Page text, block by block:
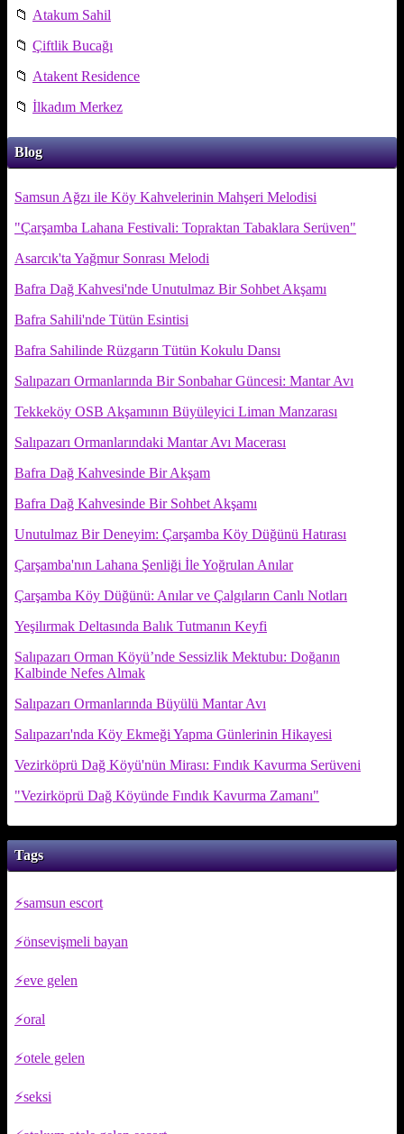
📁 Atakum Sahil
📁 Çiftlik Bucağı
📁 Atakent Residence
📁 İlkadım Merkez
Blog
Samsun Ağzı ile Köy Kahvelerinin Mahşeri Melodisi
"Çarşamba Lahana Festivali: Topraktan Tabaklara Serüven"
Asarcık'ta Yağmur Sonrası Melodi
Bafra Dağ Kahvesi'nde Unutulmaz Bir Sohbet Akşamı
Bafra Sahili'nde Tütün Esintisi
Bafra Sahilinde Rüzgarın Tütün Kokulu Dansı
Salıpazarı Ormanlarında Bir Sonbahar Güncesi: Mantar Avı
Tekkeköy OSB Akşamının Büyüleyici Liman Manzarası
Salıpazarı Ormanlarındaki Mantar Avı Macerası
Bafra Dağ Kahvesinde Bir Akşam
Bafra Dağ Kahvesinde Bir Sohbet Akşamı
Unutulmaz Bir Deneyim: Çarşamba Köy Düğünü Hatırası
Çarşamba'nın Lahana Şenliği İle Yoğrulan Anılar
Çarşamba Köy Düğünü: Anılar ve Çalgıların Canlı Notları
Yeşilırmak Deltasında Balık Tutmanın Keyfi
Salıpazarı Orman Köyü’nde Sessizlik Mektubu: Doğanın
Kalbinde Nefes Almak
Salıpazarı Ormanlarında Büyülü Mantar Avı
Salıpazarı'nda Köy Ekmeği Yapma Günlerinin Hikayesi
Vezirköprü Dağ Köyü'nün Mirası: Fındık Kavurma Serüveni
"Vezirköprü Dağ Köyünde Fındık Kavurma Zamanı"
Tags
samsun escort
önsevişmeli bayan
eve gelen
oral
otele gelen
seksi